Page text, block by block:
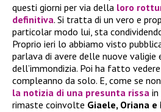
questi giorni per via della loro
definitiva. Si tratta di un vero e
particolar modo lui, sta
Proprio ieri lo abbiamo visto
parlava di avere delle nuove valigie
dell’immondizia. Poi ha fatto
compleanno da solo. E, come se
la notizia di una presunta rissa
rimaste coinvolte Giaele, Oriana e